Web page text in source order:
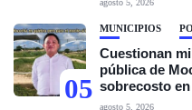
agosto 5, 2026
05
MUNICIPIOS
Cuestionan
pública de
sobrecosto
agosto 5, 2026